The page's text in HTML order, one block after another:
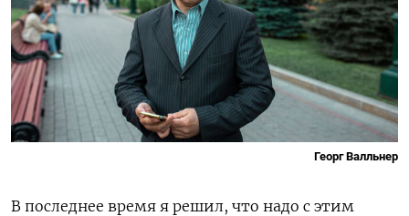
Георг Валльнер
В последнее время я решил, что надо с этим